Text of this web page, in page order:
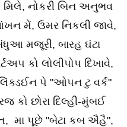
નોકરી બિન અનુભવ
મેં, ઉમર નિકલી જાવે,
મજૂરી, બારહ ઘંટા
કો લોલીપોપ દિખાવે,
પે "ઓપન ટુ વર્ક"
કો છોરા દિલ્હી-મુંબઈ
મા પૂછે "બેટા કબ ઐહૈ",